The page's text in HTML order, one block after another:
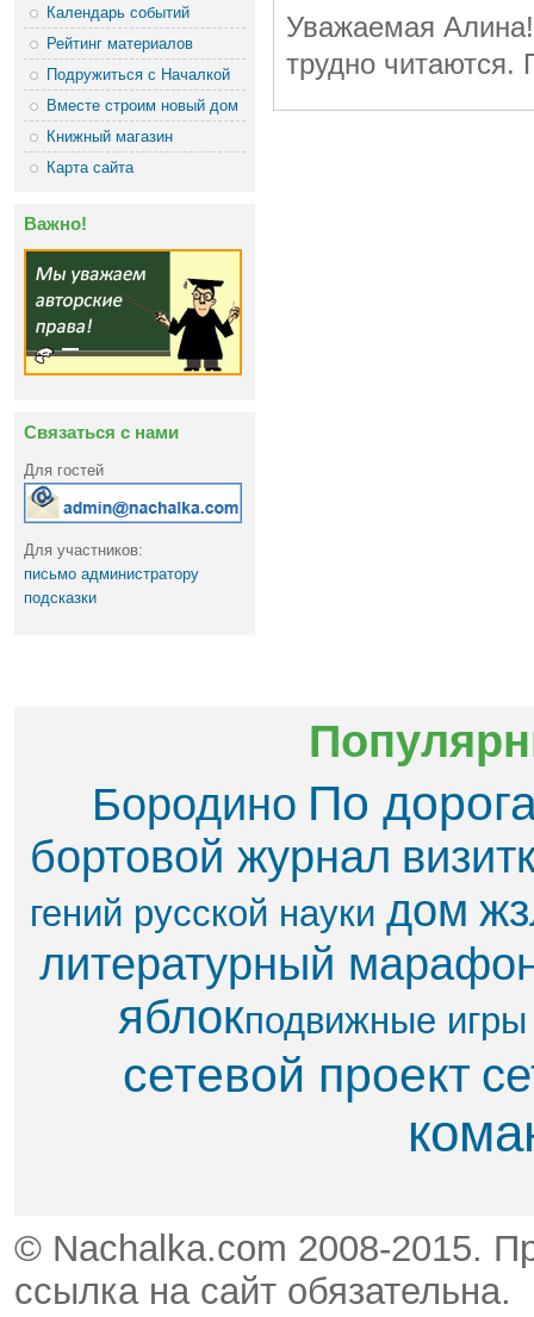
Календарь событий
Рейтинг материалов
Подружиться с Началкой
Вместе строим новый дом
Книжный магазин
Карта сайта
Важно!
Связаться с нами
Для гостей
Для участников:
письмо администратору
подсказки
Уважаемая
трудно читаются.
Бородино По
бортовой журнал
гений русской науки дом
литературный
яблок​подвижные игры
сетевой проект
© Nachalka.com 2008-2015.
ссылка на сайт обязательна.